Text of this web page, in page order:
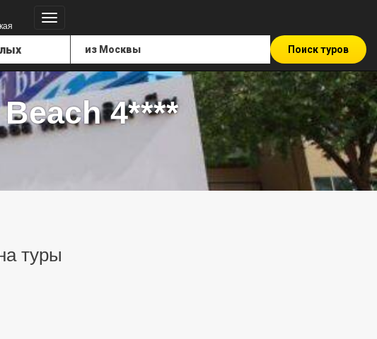
Поиск туров
4****
туры